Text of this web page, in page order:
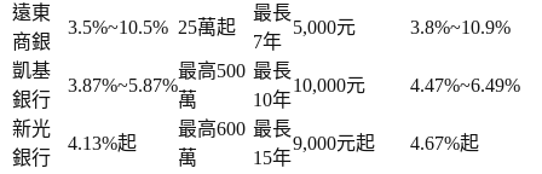
遠東
商銀
3.5%~10.5% 25萬起
最長
7年
5,000元 3.8%~10.9%
凱基
銀行
3.87%~5.87%
最高500
萬
最長
10年
10,000元 4.47%~6.49%
新光
銀行
4.13%起
最高600
萬
最長
15年
9,000元起 4.67%起